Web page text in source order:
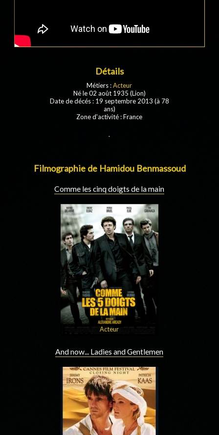
Détails
Métiers :Acteur
Né le 02 août 1935 (Lion)
Date de décés : 19 septembre 2013 (à 78
ans)
Zone d'activité : France
.
Filmographie de Hamidou Benmassoud
Comme les cinq doigts de la main
Acteur
And now... Ladies and Gentlemen